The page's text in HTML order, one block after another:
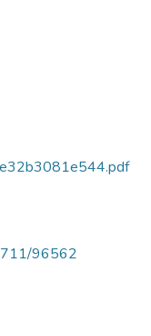
96562